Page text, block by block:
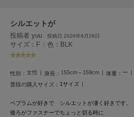
ジェラート ピケ スリープ
GRAMICCI
グラミチ
へノン
シルエットが
投稿者 yuu 投稿日 2026年6月28日
サイズ：F 色：BLK
性別： 女性 身長： 155cm～159cm 体重： ー
普段の購入サイズ： 1サイズ
ペプラムが好きで シルエットが凄く好きです。
後ろがファスナーでちょっと切る時に